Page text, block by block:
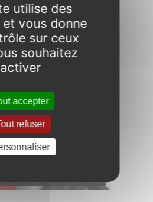
utilise des
vous donne
sur ceux
souhaitez
activer
accepter
refuser